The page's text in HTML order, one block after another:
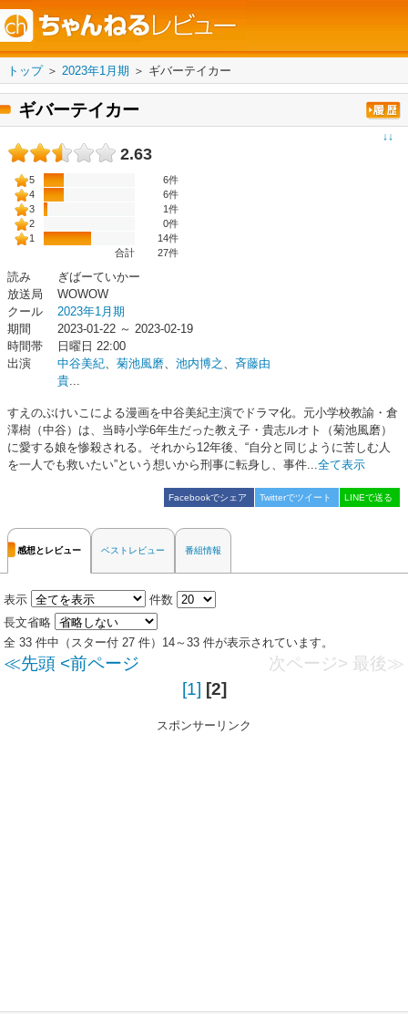
トップ＞ 2023年1月期 ＞ ギバーテイカー
ギバーテイカー
↓↓
2.63
5
6件
4
6件
3
1件
2
0件
1
14件
合計
27件
読み
ぎばーていかー
放送局
WOWOW
クール
2023年1月期
期間
2023-01-22 ～ 2023-02-19
時間帯
日曜日 22:00
出演
中谷美紀、 菊池風磨、 池内博之 、 斉藤由
貴...
すえのぶけいこによる漫画を中谷美紀主演でドラマ化。元小学校教諭・倉
澤樹（中谷）は、当時小学6年生だった教え子・貴志ルオト（菊池風磨）
に愛する娘を惨殺される。それから12年後、“自分と同じように苦しむ人
を一人でも救いたい”という想いから刑事に転身し、事件...全て表示
Facebookでシェア Twitterでツイート LINEで送る
感想とレビュー ベストレビュー 番組情報
表示
件数
長文省略
全 33 件中（スター付 27 件）14～33 件が表示されています。
≪先頭 <前ページ 次ページ> 最後≫
[1] [2]
スポンサーリンク